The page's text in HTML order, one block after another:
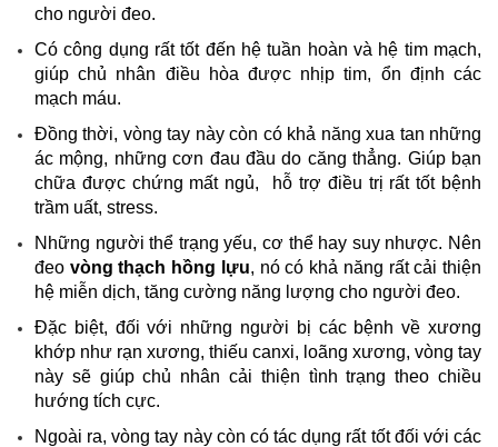
cho người đeo.
Có công dụng rất tốt đến hệ tuần hoàn và hệ tim mạch,
giúp chủ nhân điều hòa được nhịp tim, ổn định các
mạch máu.
Đồng thời, vòng tay này còn có khả năng xua tan những
ác mộng, những cơn đau đầu do căng thẳng. Giúp bạn
chữa được chứng mất ngủ, hỗ trợ điều trị rất tốt bệnh
trầm uất, stress.
Những người thể trạng yếu, cơ thể hay suy nhược. Nên
đeo vòng thạch hồng lựu, nó có khả năng rất cải thiện
hệ miễn dịch, tăng cường năng lượng cho người đeo.
Đặc biệt, đối với những người bị các bệnh về xương
khớp như rạn xương, thiếu canxi, loãng xương, vòng tay
này sẽ giúp chủ nhân cải thiện tình trạng theo chiều
hướng tích cực.
Ngoài ra, vòng tay này còn có tác dụng rất tốt đối với các